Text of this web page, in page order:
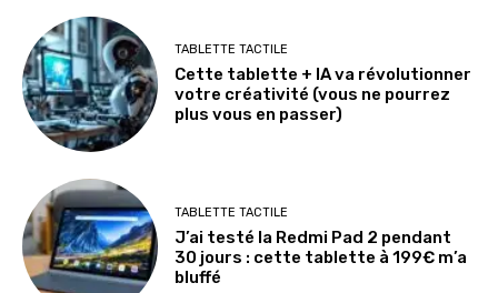
TABLETTE TACTILE
Cette tablette + IA va révolutionner
votre créativité (vous ne pourrez
plus vous en passer)
TABLETTE TACTILE
J’ai testé la Redmi Pad 2 pendant
30 jours : cette tablette à 199€ m’a
bluffé